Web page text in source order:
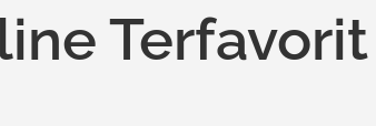
Terfavorit